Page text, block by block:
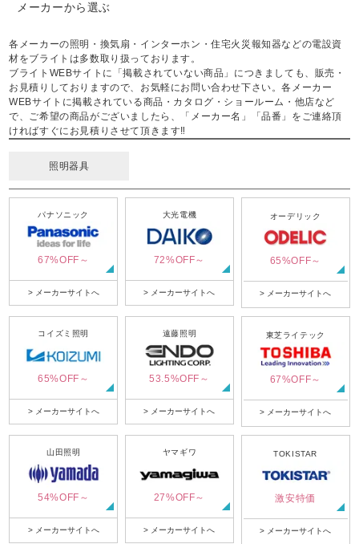
メーカーから選ぶ
各メーカーの照明・換気扇・インターホン・住宅火災報知器などの電設資
材をブライトは多数取り扱っております。
ブライトWEBサイトに「掲載されていない商品」につきましても、販売・
お見積りしておりますので、お気軽にお問い合わせ下さい。各メーカー
WEBサイトに掲載されている商品・カタログ・ショールーム・他店など
で、ご希望の商品がございましたら、「メーカー名」「品番」をご連絡頂
ければすぐにお見積りさせて頂きます‼
照明器具
パナソニック
67%OFF～
> メーカーサイトへ
大光電機
72%OFF～
> メーカーサイトへ
オーデリック
65%OFF～
> メーカーサイトへ
コイズミ照明
65%OFF～
> メーカーサイトへ
遠藤照明
53.5%OFF～
> メーカーサイトへ
東芝ライテック
67%OFF～
> メーカーサイトへ
山田照明
54%OFF～
> メーカーサイトへ
ヤマギワ
27%OFF～
> メーカーサイトへ
TOKISTAR
激安特価
> メーカーサイトへ